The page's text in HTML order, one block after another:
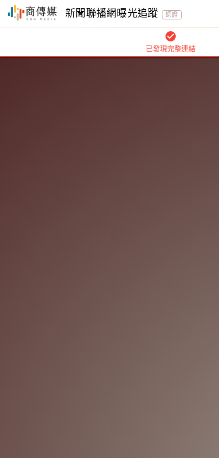
新聞聯播網曝光追蹤 認證
check_circle
已發現完整連結